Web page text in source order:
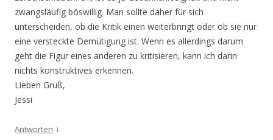
zwangsläufig böswillig. Man sollte daher für sich
unterscheiden, ob die Kritik einen weiterbringt oder ob sie nur
eine versteckte Demütigung ist. Wenn es allerdings darum
geht die Figur eines anderen zu kritisieren, kann ich darin
nichts konstruktives erkennen.
Lieben Gruß,
Jessi
Antworten ↓